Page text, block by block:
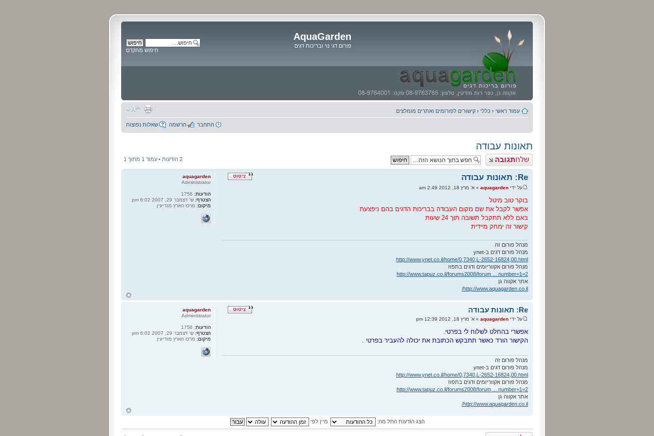
AquaGarden
פורום דגי נוי ובריכות דגים
לתוכן
חיפוש מתקדם
עמוד ראשי ‹ כללי ‹ קישורים לפורומים ואתרים מומלצים
שאלות נפוצות הרשמה התחבר
תאונות עבודה
פרסם תגובה 2 הודעות • עמוד 1 מתוך 1
Re: תאונות עבודה
על ידי aquagarden » א' מרץ 18, 2012 2:49 am
בוקר טוב מיטל
אפשר לקבל את שם מקום העבודה בבריכות הדגים בהם ניפצעת
באם ללא תתקבל תשובה תוך 24 שעות
קישור זה ימחק מיידית
מנהל פורום זה
מנהל פורום דגים ב-ynet
http://www.ynet.co.il/home/0,7340,L-2652-16824,00.html
מנהל פורום אקווריומים ודגים בתפוז
http://www.tapuz.co.il/forums2008/forum ... number=1=2
אתר אקווה גן
http://www.aquagarden.co.il/
aquagarden
Administrator
הודעות:
הצטרף: ש' דצמבר 29, 2007 6:02 pm
מיקום: מרכז הארץ מודיעין
Re: תאונות עבודה
על ידי aquagarden » א' מרץ 18, 2012 12:39 pm
אפשרי בהחלט לשלוח לי בפרטי.
הקישור הורד כאשר תתבקש הכתובת את יכולה להעביר בפרטי .
מנהל פורום זה
מנהל פורום דגים ב-ynet
http://www.ynet.co.il/home/0,7340,L-2652-16824,00.html
מנהל פורום אקווריומים ודגים בתפוז
http://www.tapuz.co.il/forums2008/forum ... number=1=2
אתר אקווה גן
http://www.aquagarden.co.il/
aquagarden
Administrator
הודעות:
הצטרף: ש' דצמבר 29, 2007 6:02 pm
מיקום: מרכז הארץ מודיעין
הצג הודעות החל מה: מיין לפי